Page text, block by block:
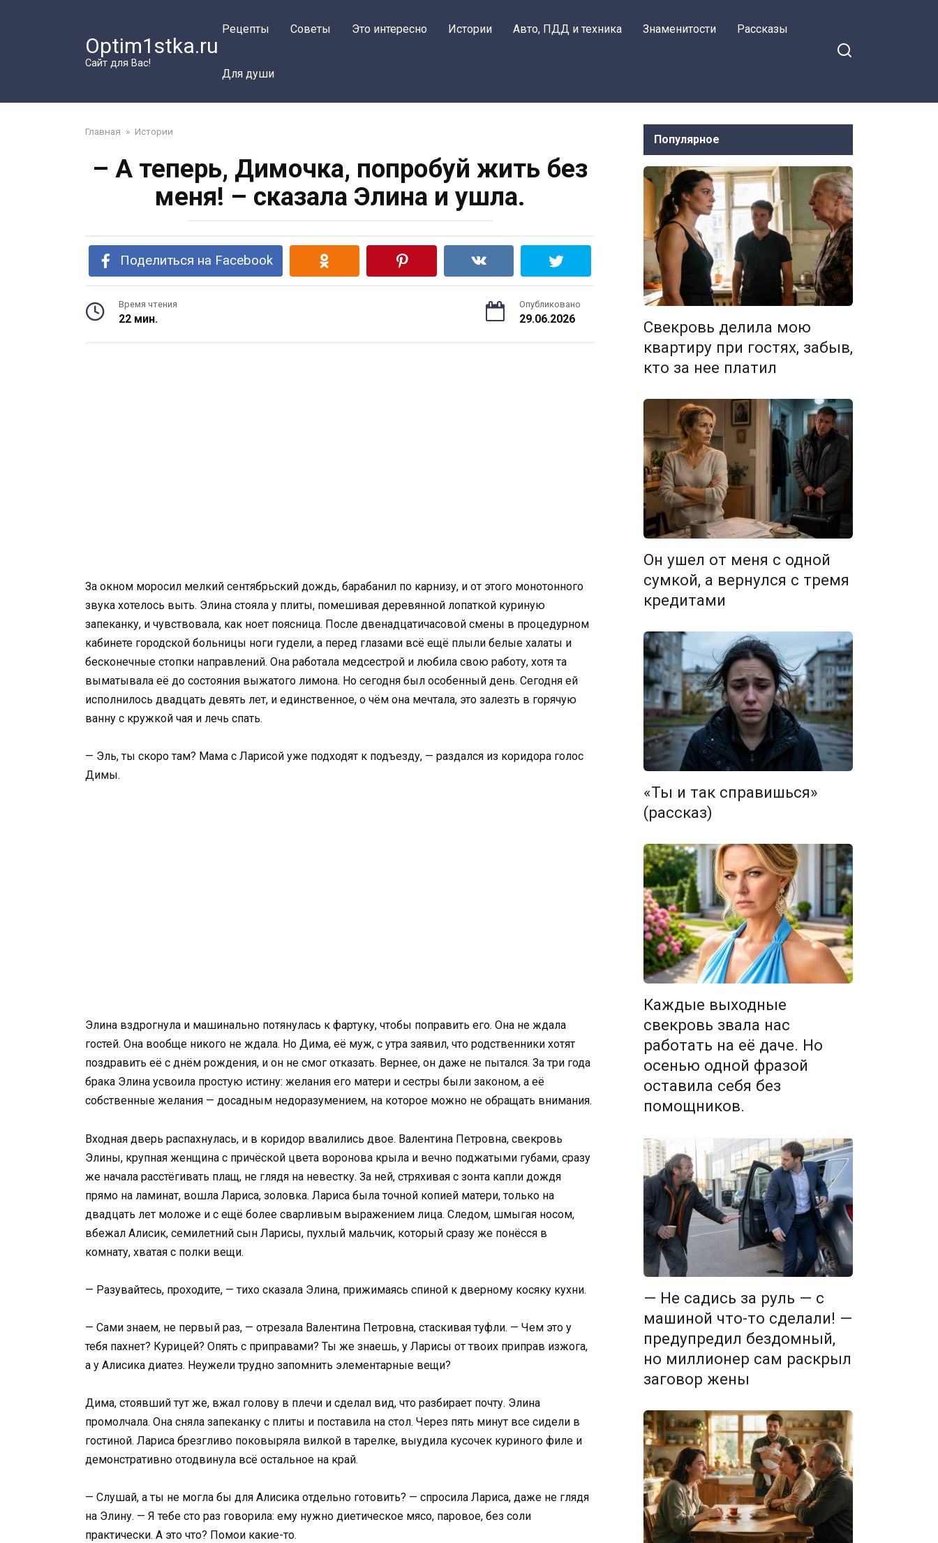
Optim1stka.ru
Сайт для Вас!
Рецепты Советы Это интересно Истории Авто, ПДД и техника Знаменитости Рассказы
Для души
Главная » Истории
– А теперь, Димочка, попробуй жить без
меня! – сказала Элина и ушла.
Поделиться на Facebook
Время чтения
22 мин.
Опубликовано
29.06.2026
За окном моросил мелкий сентябрьский дождь, барабанил по карнизу, и от этого монотонного
звука хотелось выть. Элина стояла у плиты, помешивая деревянной лопаткой куриную
запеканку, и чувствовала, как ноет поясница. После двенадцатичасовой смены в процедурном
кабинете городской больницы ноги гудели, а перед глазами всё ещё плыли белые халаты и
бесконечные стопки направлений. Она работала медсестрой и любила свою работу, хотя та
выматывала её до состояния выжатого лимона. Но сегодня был особенный день. Сегодня ей
исполнилось двадцать девять лет, и единственное, о чём она мечтала, это залезть в горячую
ванну с кружкой чая и лечь спать.
— Эль, ты скоро там? Мама с Ларисой уже подходят к подъезду, — раздался из коридора голос
Димы.
Элина вздрогнула и машинально потянулась к фартуку, чтобы поправить его. Она не ждала
гостей. Она вообще никого не ждала. Но Дима, её муж, с утра заявил, что родственники хотят
поздравить её с днём рождения, и он не смог отказать. Вернее, он даже не пытался. За три года
брака Элина усвоила простую истину: желания его матери и сестры были законом, а её
собственные желания — досадным недоразумением, на которое можно не обращать внимания.
Входная дверь распахнулась, и в коридор ввалились двое. Валентина Петровна, свекровь
Элины, крупная женщина с причёской цвета воронова крыла и вечно поджатыми губами, сразу
же начала расстёгивать плащ, не глядя на невестку. За ней, стряхивая с зонта капли дождя
прямо на ламинат, вошла Лариса, золовка. Лариса была точной копией матери, только на
двадцать лет моложе и с ещё более сварливым выражением лица. Следом, шмыгая носом,
вбежал Алисик, семилетний сын Ларисы, пухлый мальчик, который сразу же понёсся в
комнату, хватая с полки вещи.
— Разувайтесь, проходите, — тихо сказала Элина, прижимаясь спиной к дверному косяку кухни.
— Сами знаем, не первый раз, — отрезала Валентина Петровна, стаскивая туфли. — Чем это у
тебя пахнет? Курицей? Опять с приправами? Ты же знаешь, у Ларисы от твоих приправ изжога,
а у Алисика диатез. Неужели трудно запомнить элементарные вещи?
Дима, стоявший тут же, вжал голову в плечи и сделал вид, что разбирает почту. Элина
промолчала. Она сняла запеканку с плиты и поставила на стол. Через пять минут все сидели в
гостиной. Лариса брезгливо поковыряла вилкой в тарелке, выудила кусочек куриного филе и
демонстративно отодвинула всё остальное на край.
— Слушай, а ты не могла бы для Алисика отдельно готовить? — спросила Лариса, даже не глядя
на Элину. — Я тебе сто раз говорила: ему нужно диетическое мясо, паровое, без соли
практически. А это что? Помои какие-то.
Популярное
Свекровь делила мою
квартиру при гостях, забыв,
кто за нее платил
Он ушел от меня с одной
сумкой, а вернулся с тремя
кредитами
«Ты и так справишься»
(рассказ)
Каждые выходные
свекровь звала нас
работать на её даче. Но
осенью одной фразой
оставила себя без
помощников.
— Не садись за руль — с
машиной что-то сделали! —
предупредил бездомный,
но миллионер сам раскрыл
заговор жены